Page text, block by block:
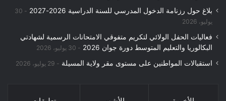
بلاغ حول رزنامة الدخول المدرسي للسنة الدراسية 2026-2027
30
يوليو، 2026
فعاليات الحفل الولائي لتكريم متفوقي الامتحانات الرسمية لشهادتي
البكالوريا والتعليم المتوسط دورة جوان 2026
30 يوليو، 2026
استقبالات المواطنين على مستوى مقر ولاية المسيلة 29 يوليو، 2026